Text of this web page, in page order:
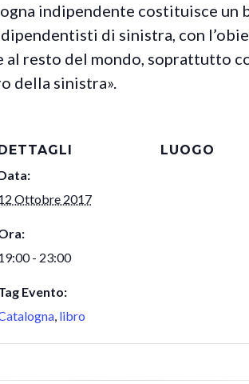
indipendente costituisce un
di sinistra, con
al resto del mondo, soprattutto
della sinistra».
Ottobre 2017
- 23:00
Evento:
, libro
LUOGO